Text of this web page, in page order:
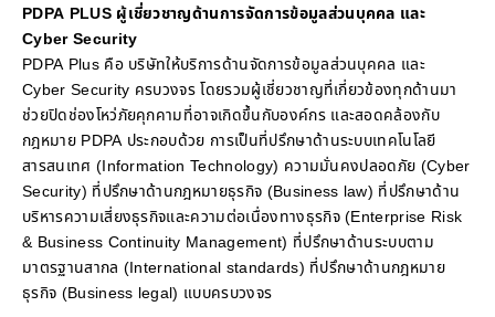
PDPA PLUS ผู้เชี่ยวชาญด้านการจัดการข้อมูลส่วนบุคคล และ
Cyber Security
PDPA Plus คือ บริษัทให้บริการด้านจัดการข้อมูลส่วนบุคคล และ
Cyber Security ครบวงจร โดยรวมผู้เชี่ยวชาญที่เกี่ยวข้องทุกด้านมา
ช่วยปิดช่องโหว่ภัยคุกคามที่อาจเกิดขึ้นกับองค์กร และสอดคล้องกับ
กฎหมาย PDPA ประกอบด้วย การเป็นที่ปรึกษาด้านระบบเทคโนโลยี
สารสนเทศ (Information Technology) ความมั่นคงปลอดภัย (Cyber
Security) ที่ปรึกษาด้านกฎหมายธุรกิจ (Business law) ที่ปรึกษาด้าน
บริหารความเสี่ยงธุรกิจและความต่อเนื่องทางธุรกิจ (Enterprise Risk
& Business Continuity Management) ที่ปรึกษาด้านระบบตาม
มาตรฐานสากล (International standards) ที่ปรึกษาด้านกฎหมาย
ธุรกิจ (Business legal) แบบครบวงจร